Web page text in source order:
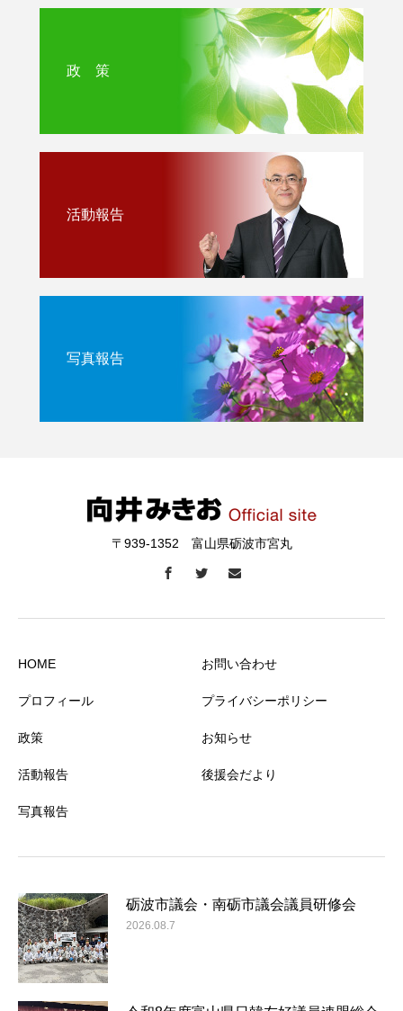
政 策
活動報告
写真報告
〒939-1352 富山県砺波市宮丸
HOME
プロフィール
政策
活動報告
写真報告
お問い合わせ
プライバシーポリシー
お知らせ
後援会だより
砺波市議会・南砺市議会議員研修会
2026.08.7